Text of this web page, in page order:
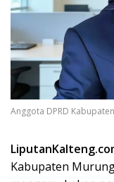
Anggota DPRD
Kabupaten